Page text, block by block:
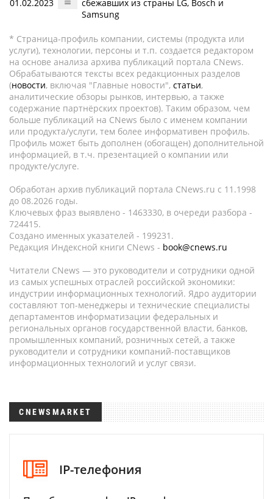
01.02.2023
сбежавших из страны LG, Bosch и
Samsung
* Страница-профиль компании, системы (продукта или
услуги), технологии, персоны и т.п. создается редактором
на основе анализа архива публикаций портала CNews.
Обрабатываются тексты всех редакционных разделов
(новости, включая "Главные новости", статьи,
аналитические обзоры рынков, интервью, а также
содержание партнёрских проектов). Таким образом, чем
больше публикаций на CNews было с именем компании
или продукта/услуги, тем более информативен профиль.
Профиль может быть дополнен (обогащен) дополнительной
информацией, в т.ч. презентацией о компании или
продукте/услуге.
Обработан архив публикаций портала CNews.ru c 11.1998
до 08.2026 годы.
Ключевых фраз выявлено - 1463330, в очереди разбора -
724415.
Создано именных указателей - 199231.
Редакция Индексной книги CNews - book@cnews.ru
Читатели CNews — это руководители и сотрудники одной
из самых успешных отраслей российской экономики:
индустрии информационных технологий. Ядро аудитории
составляют топ-менеджеры и технические специалисты
департаментов информатизации федеральных и
региональных органов государственной власти, банков,
промышленных компаний, розничных сетей, а также
руководители и сотрудники компаний-поставщиков
информационных технологий и услуг связи.
CNEWSMARKET
IP-телефония